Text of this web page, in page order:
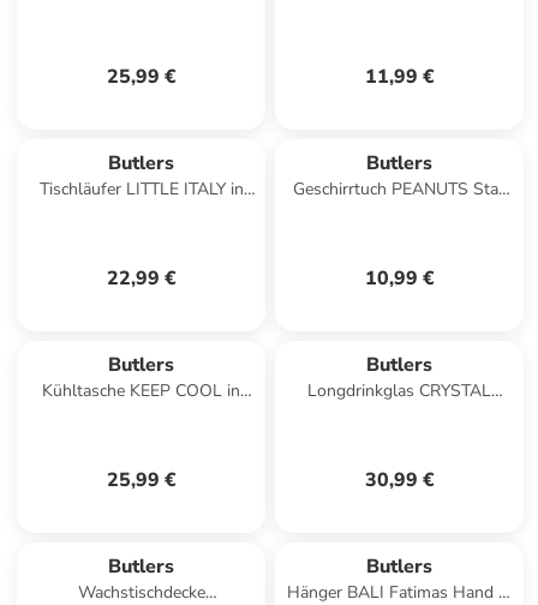
25,99 € 11,99 €
Butlers
Tischläufer LITTLE ITALY in
22,99 €
Butlers
Geschirrtuch PEANUTS Stay
10,99 €
Butlers
Kühltasche KEEP COOL in
25,99 €
Butlers
Longdrinkglas CRYSTAL
30,99 €
Butlers
Wachstischdecke
Butlers
Hänger BALI Fatimas Hand in